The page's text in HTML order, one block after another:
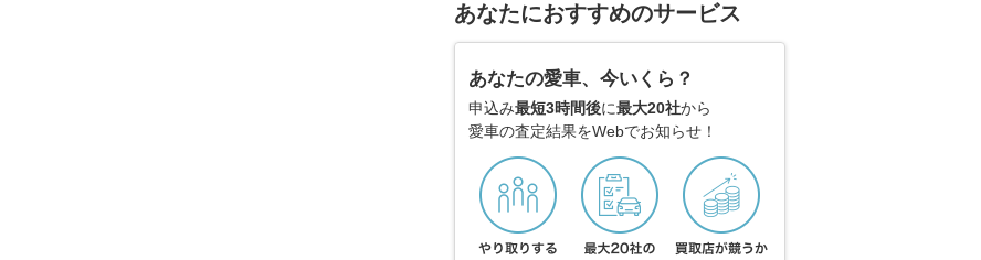
あなたにおすすめのサービス
あなたの愛車、今いくら？
申込み最短3時間後に最大20社から
愛車の査定結果をWebでお知らせ！